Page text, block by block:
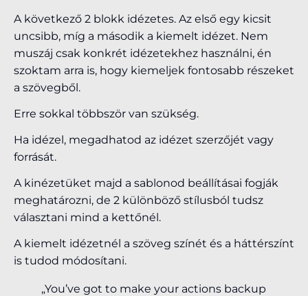
A következő 2 blokk idézetes. Az első egy kicsit
uncsibb, míg a második a kiemelt idézet. Nem
muszáj csak konkrét idézetekhez használni, én
szoktam arra is, hogy kiemeljek fontosabb részeket
a szövegből.
Erre sokkal többször van szükség.
Ha idézel, megadhatod az idézet szerzőjét vagy
forrását.
A kinézetüket majd a sablonod beállításai fogják
meghatározni, de 2 különböző stílusból tudsz
választani mind a kettőnél.
A kiemelt idézetnél a szöveg színét és a háttérszínt
is tudod módosítani.
„You’ve got to make your actions backup